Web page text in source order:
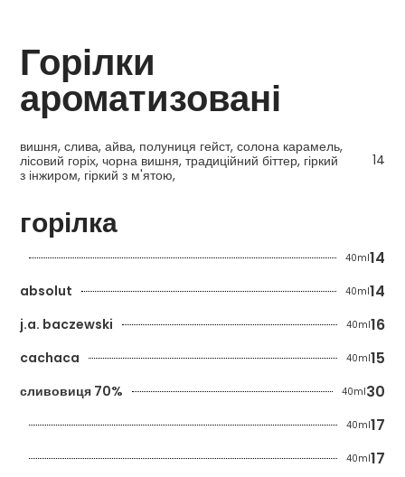
Горілки
ароматизовані
вишня, слива, айва, полуниця гейст, солона карамель,
лісовий горіх, чорна вишня, традиційний біттер, гіркий
з інжиром, гіркий з м'ятою,
14
горілка
40ml14
absolut 40ml14
j.a. baczewski 40ml16
cachaca 40ml15
сливовиця 70% 40ml30
40ml17
40ml17